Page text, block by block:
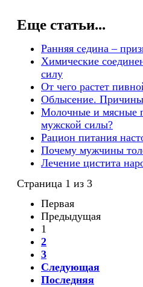
Еще статьи...
Ранняя седина –
Химические
силу
От чего растет
Облысение.
Молочные и мясные
мужской силы?
Рацион питания
Почему мужчины
Лечение цистита
Страница 1 из 3
Первая
Предыдущая
1
2
3
Следующая
Последняя